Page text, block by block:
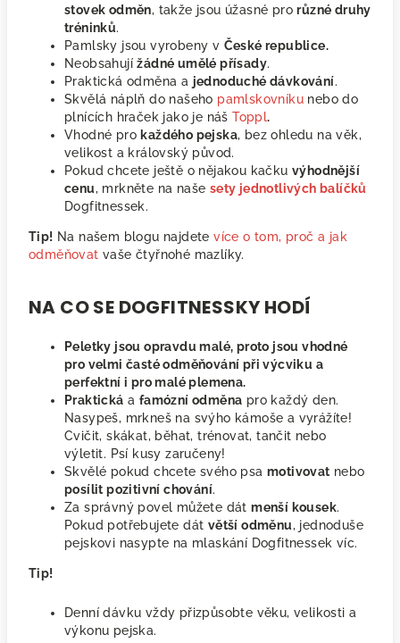
stovek odměn, takže jsou úžasné prorůzné druhy
tréninků.
Pamlsky jsou vyrobeny v České republice.
Neobsahujížádné umělé přísady.
Praktická odměna a jednoduché dávkování.
Skvělá náplň do našeho pamlskovníku nebo do
plnících hraček jako je nášToppl.
Vhodné pro každého pejska, bez ohledu na věk,
velikost a královský původ.
Pokud chcete ještě o nějakou kačku výhodnější
cenu, mrkněte na naše sety jednotlivých balíčků
Dogfitnessek.
Tip! Na našem blogu najdetevíce o tom, proč a jak
odměňovat vaše čtyřnohé mazlíky.
NA CO SE DOGFITNESSKY HODÍ
Peletky jsou opravdu malé, proto jsou vhodné
pro velmi časté odměňování při výcviku a
perfektní i promalé plemena.
Praktická a famózní odměna pro každý den.
Nasypeš, mrkneš na svýho kámoše a vyrážíte!
Cvičit, skákat, běhat, trénovat, tančit nebo
výletit. Psí kusy zaručeny!
Skvělé pokud chcete svého psa motivovat nebo
posílit pozitivní chování.
Za správný povel můžete dátmenší kousek.
Pokud potřebujete dát větší odměnu, jednoduše
pejskovi nasypte na mlaskání Dogfitnessek víc.
Tip!
Denní dávku vždy přizpůsobte věku, velikosti a
výkonu pejska.